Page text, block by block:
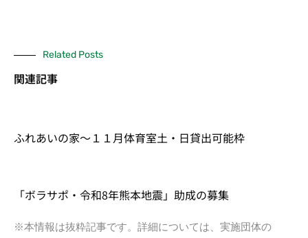
Related Posts
関連記事
ふれあいの家～１１月体育室土・日貸出可能枠
「ボラサポ・令和8年熊本地震」助成の募集
※本情報は抜粋記事です。詳細については、実施団体の